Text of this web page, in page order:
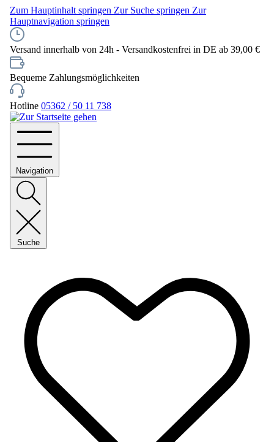
Zum Hauptinhalt springen Zur Suche springen Zur
Hauptnavigation springen
Versand innerhalb von 24h - Versandkostenfrei in DE ab 39,00 €
Bequeme Zahlungsmöglichkeiten
Hotline 05362 / 50 11 738
Navigation
Suche